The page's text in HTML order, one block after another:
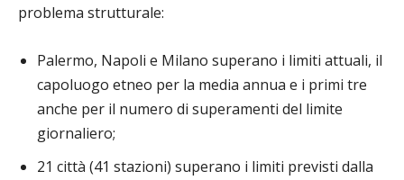
problema strutturale:
Palermo, Napoli e Milano superano i limiti attuali, il
capoluogo etneo per la media annua e i primi tre
anche per il numero di superamenti del limite
giornaliero;
21 città (41 stazioni) superano i limiti previsti dalla